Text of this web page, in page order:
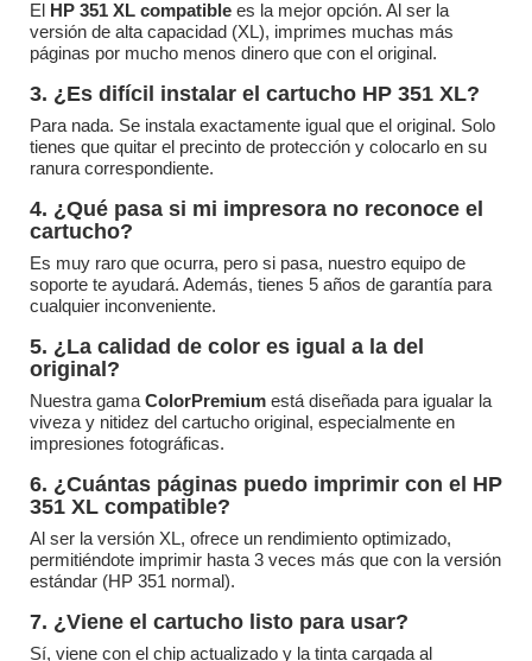
El HP 351 XL compatible es la mejor opción. Al ser la
versión de alta capacidad (XL), imprimes muchas más
páginas por mucho menos dinero que con el original.
3. ¿Es difícil instalar el cartucho HP 351 XL?
Para nada. Se instala exactamente igual que el original. Solo
tienes que quitar el precinto de protección y colocarlo en su
ranura correspondiente.
4. ¿Qué pasa si mi impresora no reconoce el
cartucho?
Es muy raro que ocurra, pero si pasa, nuestro equipo de
soporte te ayudará. Además, tienes 5 años de garantía para
cualquier inconveniente.
5. ¿La calidad de color es igual a la del
original?
Nuestra gama ColorPremium está diseñada para igualar la
viveza y nitidez del cartucho original, especialmente en
impresiones fotográficas.
6. ¿Cuántas páginas puedo imprimir con el HP
351 XL compatible?
Al ser la versión XL, ofrece un rendimiento optimizado,
permitiéndote imprimir hasta 3 veces más que con la versión
estándar (HP 351 normal).
7. ¿Viene el cartucho listo para usar?
Sí, viene con el chip actualizado y la tinta cargada al